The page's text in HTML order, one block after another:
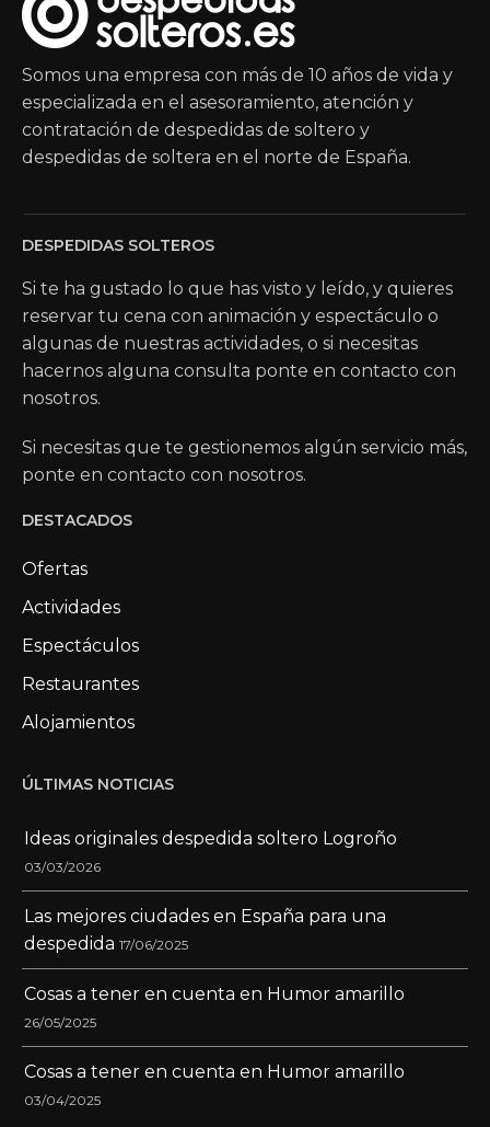
Somos una empresa con más de 10 años de vida y
especializada en el asesoramiento, atención y
contratación de despedidas de soltero y
despedidas de soltera en el norte de España.
DESPEDIDAS SOLTEROS
Si te ha gustado lo que has visto y leído, y quieres
reservar tu cena con animación y espectáculo o
algunas de nuestras actividades, o si necesitas
hacernos alguna consulta ponte en contacto con
nosotros.
Si necesitas que te gestionemos algún servicio más,
ponte en contacto con nosotros.
DESTACADOS
Ofertas
Actividades
Espectáculos
Restaurantes
Alojamientos
ÚLTIMAS NOTICIAS
Ideas originales despedida soltero Logroño
03/03/2026
Las mejores ciudades en España para una
despedida 17/06/2025
Cosas a tener en cuenta en Humor amarillo
26/05/2025
Cosas a tener en cuenta en Humor amarillo
03/04/2025